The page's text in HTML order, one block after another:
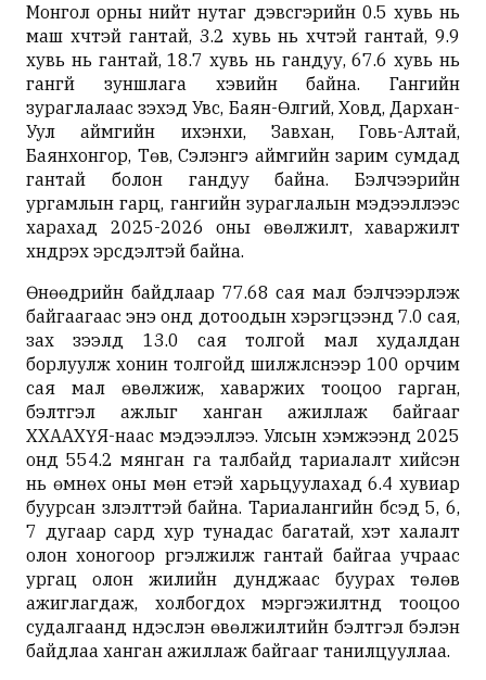
Монгол орны нийт нутаг дэвсгэрийн 0.5 хувь нь
маш хүчтэй гантай, 3.2 хувь нь хүчтэй гантай, 9.9
хувь нь гантай, 18.7 хувь нь гандуу, 67.6 хувь нь
гангүй зуншлага хэвийн байна. Гангийн
зураглалаас үзэхэд Увс, Баян-Өлгий, Ховд, Дархан-
Уул аймгийн ихэнхи, Завхан, Говь-Алтай,
Баянхонгор, Төв, Сэлэнгэ аймгийн зарим сумдад
гантай болон гандуу байна. Бэлчээрийн
ургамлын гарц, гангийн зураглалын мэдээллээс
харахад 2025-2026 оны өвөлжилт, хаваржилт
хүндрэх эрсдэлтэй байна.
Өнөөдрийн байдлаар 77.68 сая мал бэлчээрлэж
байгаагаас энэ онд дотоодын хэрэгцээнд 7.0 сая,
зах зээлд 13.0 сая толгой мал худалдан
борлуулж хонин толгойд шилжүүлснээр 100 орчим
сая мал өвөлжиж, хаваржих тооцоо гарган,
бэлтгэл ажлыг ханган ажиллаж байгааг
ХХААХҮЯ-наас мэдээллээ. Улсын хэмжээнд 2025
онд 554.2 мянган га талбайд тариалалт хийсэн
нь өмнөх оны мөн үетэй харьцуулахад 6.4 хувиар
буурсан үзүүлэлттэй байна. Тариалангийн бүсэд 5, 6,
7 дугаар сард хур тунадас багатай, хэт халалт
олон хоногоор үргэлжилж гантай байгаа учраас
ургац олон жилийн дунджаас буурах төлөв
ажиглагдаж, холбогдох мэргэжилтнүүд тооцоо
судалгаанд үндэслэн өвөлжилтийн бэлтгэл бэлэн
байдлаа ханган ажиллаж байгааг танилцууллаа.